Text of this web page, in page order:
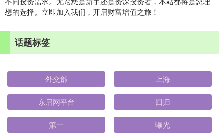
想的选择。立即加入我们，开启财富增值之旅！
话题标签
外交部 上海
东启网平台 回归
第一 曝光